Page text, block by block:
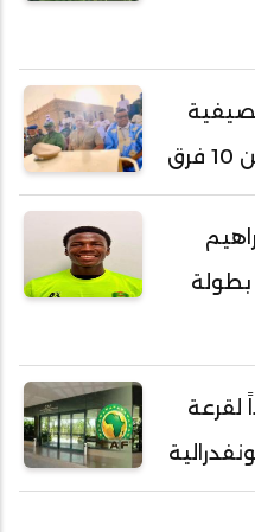
لقرعة